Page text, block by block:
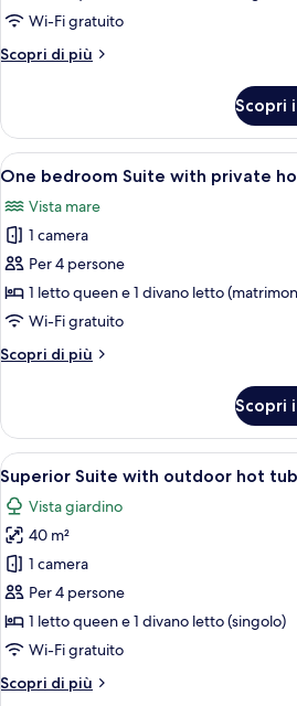
monolocale,
giardino
Wi-Fi gratuito
Scopri di più
Altri
monolocale,
vista
giardino
Scopri
Apri
tutte
le
foto
per
One
bedroom
with
tub
10
One bedroom Suite with private
Vista mare
1 camera
Per 4 persone
1 letto queen e 1 divano letto
Wi-Fi gratuito
Scopri di più
Altri
bedroom
Suite
with
private
hot
tub
Scopri
Apri
tutte
le
foto
per
Superior
Suite
with
outdoor
hot
Un
5
Superior Suite with outdoor hot
Vista giardino
40 m²
1 camera
Per 4 persone
1 letto queen e 1 divano letto (singolo)
Wi-Fi gratuito
Scopri di più
Altri